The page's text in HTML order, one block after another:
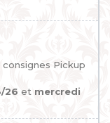
consignes Pickup
26 et mercredi